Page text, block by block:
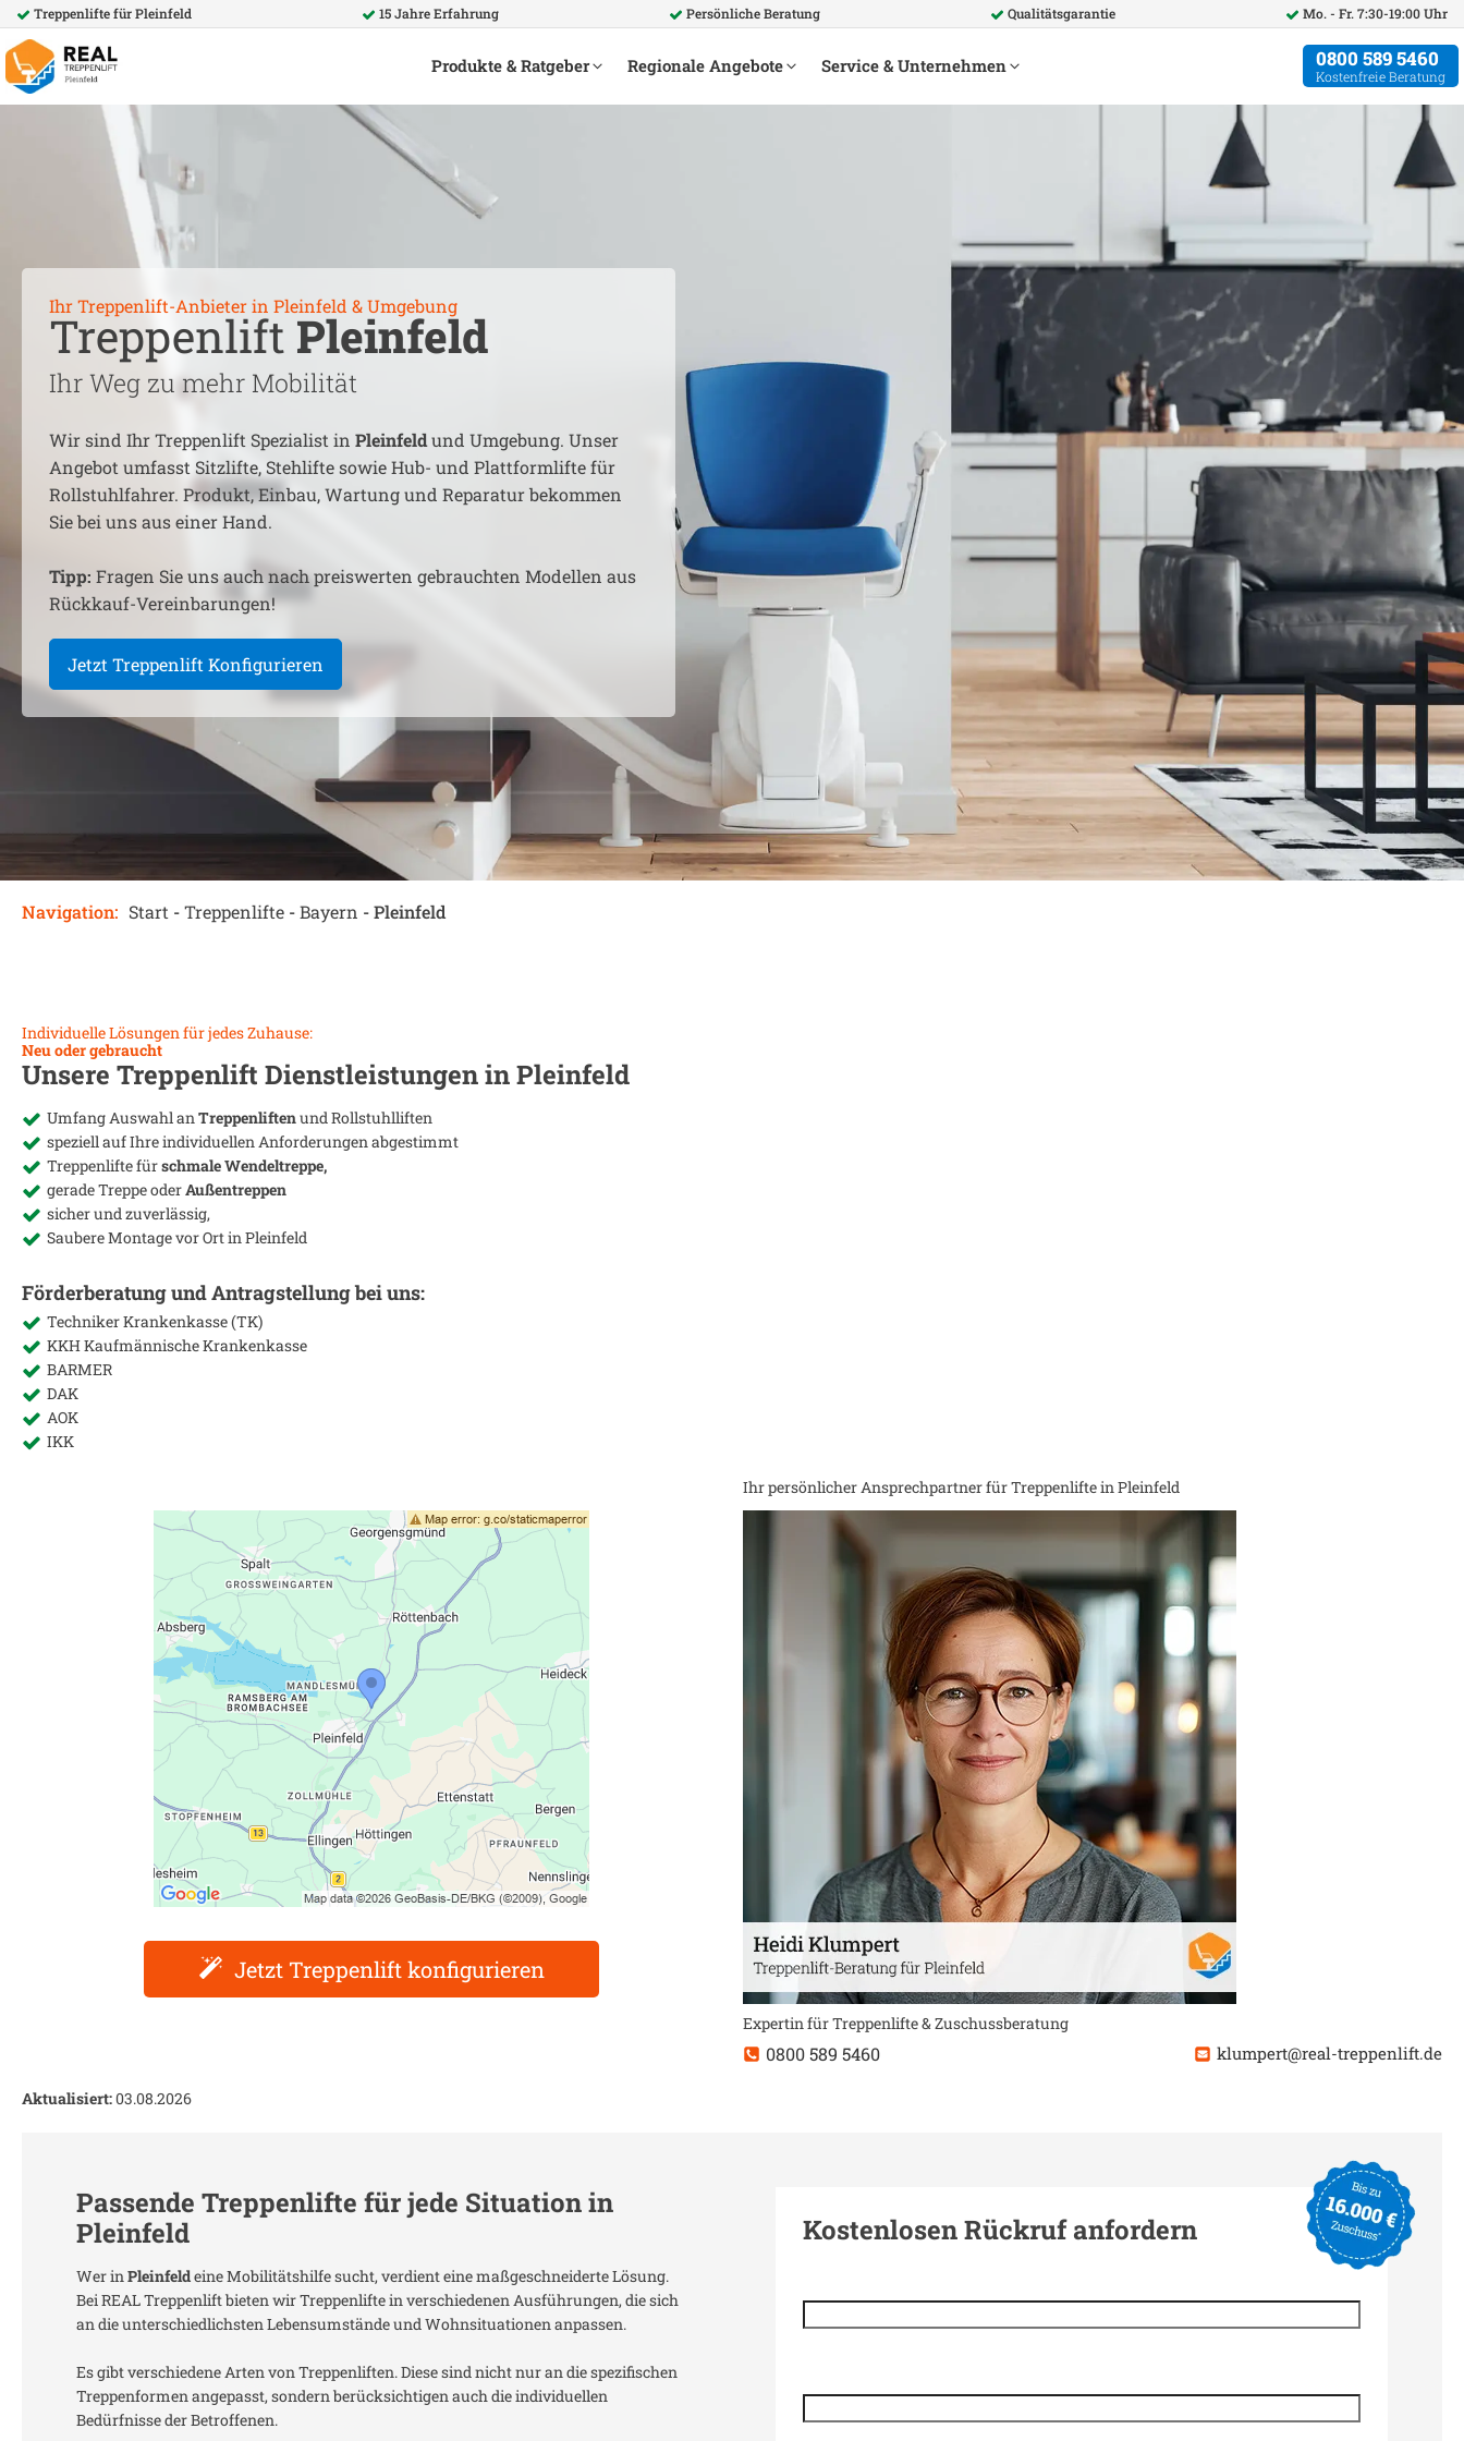
Treppenlifte fürPleinfeld 15 Jahre Erfahrung Persönliche Beratung Qualitätsgarantie Mo. - Fr. 7:30-19:00 Uhr
Produkte & Ratgeber Regionale Angebote Service & Unternehmen 0800 589 5460
Kostenfreie Beratung
Ihr Treppenlift-Anbieter in Pleinfeld & Umgebung
Treppenlift Pleinfeld
Ihr Weg zu mehr Mobilität
Wir sind Ihr Treppenlift Spezialist in Pleinfeldund Umgebung. Unser
Angebot umfasst Sitzlifte, Stehlifte sowie Hub- und Plattformlifte für
Rollstuhlfahrer. Produkt, Einbau, Wartung und Reparatur bekommen
Sie bei uns aus einer Hand.
Tipp: Fragen Sie uns auch nach preiswerten gebrauchten Modellen aus
Rückkauf-Vereinbarungen!
Jetzt Treppenlift Konfigurieren
Navigation: Start -Treppenlifte -Bayern -Pleinfeld
Individuelle Lösungen für jedes Zuhause:
Neu oder gebraucht
Unsere Treppenlift Dienstleistungen inPleinfeld
Umfang Auswahl an Treppenliftenund Rollstuhlliften
speziell auf Ihre individuellen Anforderungen abgestimmt
Treppenlifte fürschmale Wendeltreppe,
gerade Treppe oderAußentreppen
sicher und zuverlässig,
Saubere Montage vor Ort in Pleinfeld
Förderberatung und Antragstellung bei uns:
Techniker Krankenkasse (TK)
KKH Kaufmännische Krankenkasse
BARMER
DAK
AOK
IKK
Jetzt Treppenlift konfigurieren
Ihr persönlicher Ansprechpartner für Treppenlifte in Pleinfeld
Expertin für Treppenlifte & Zuschussberatung
0800 589 5460 klumpert@real-treppenlift.de
Aktualisiert:03.08.2026
Passende Treppenlifte für jede Situation in
Pleinfeld
Wer in Pleinfeldeine Mobilitätshilfe sucht, verdient eine maßgeschneiderte Lösung.
Bei REAL Treppenlift bieten wir Treppenlifte in verschiedenen Ausführungen, die sich
an die unterschiedlichsten Lebensumstände und Wohnsituationen anpassen.
Es gibt verschiedene Arten von Treppenliften. Diese sind nicht nur an die spezifischen
Treppenformen angepasst, sondern berücksichtigen auch die individuellen
Bedürfnisse der Betroffenen.
Kostenlosen Rückruf anfordern